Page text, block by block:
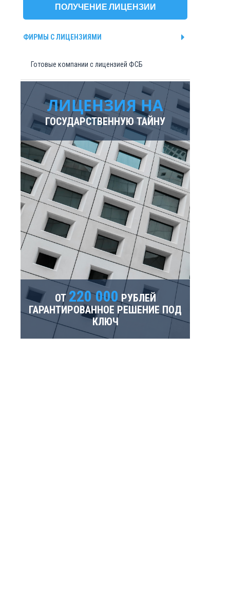
ПОЛУЧЕНИЕ ЛИЦЕНЗИИ
ФИРМЫ С ЛИЦЕНЗИЯМИ
Готовые компании с лицензией ФСБ
ЛИЦЕНЗИЯ НА
ГОСУДАРСТВЕННУЮ ТАЙНУ
ОТ 220 000РУБЛЕЙ
ГАРАНТИРОВАННОЕ РЕШЕНИЕ ПОД
КЛЮЧ
Ярославль